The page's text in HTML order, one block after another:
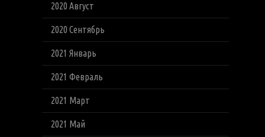
2020 Август
2020 Сентябрь
2021 Январь
2021 Февраль
2021 Март
2021 Май